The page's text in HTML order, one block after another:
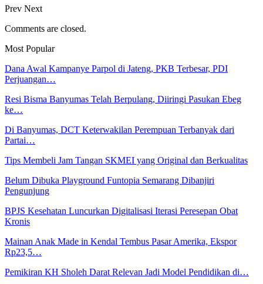
Prev Next
Comments are closed.
Most Popular
Dana Awal Kampanye Parpol di Jateng, PKB Terbesar, PDI
Perjuangan…
Resi Bisma Banyumas Telah Berpulang, Diiringi Pasukan Ebeg
ke…
Di Banyumas, DCT Keterwakilan Perempuan Terbanyak dari
Partai…
Tips Membeli Jam Tangan SKMEI yang Original dan Berkualitas
Belum Dibuka Playground Funtopia Semarang Dibanjiri
Pengunjung
BPJS Kesehatan Luncurkan Digitalisasi Iterasi Peresepan Obat
Kronis
Mainan Anak Made in Kendal Tembus Pasar Amerika, Ekspor
Rp23,5…
Pemikiran KH Sholeh Darat Relevan Jadi Model Pendidikan di…